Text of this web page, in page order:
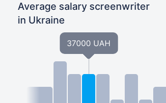
Average salary screenwriter
in Ukraine
37000 UAH